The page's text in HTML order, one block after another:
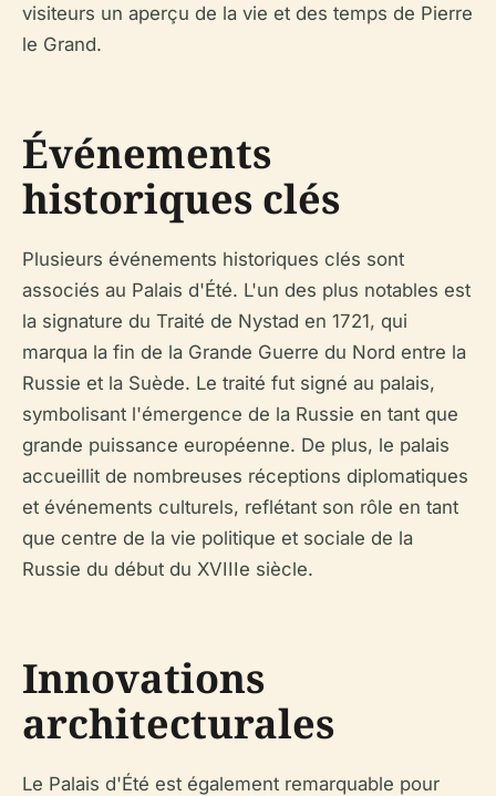
visiteurs un aperçu de la vie et des temps de Pierre
le Grand.
Événements
historiques clés
Plusieurs événements historiques clés sont
associés au Palais d'Été. L'un des plus notables est
la signature du Traité de Nystad en 1721, qui
marqua la fin de la Grande Guerre du Nord entre la
Russie et la Suède. Le traité fut signé au palais,
symbolisant l'émergence de la Russie en tant que
grande puissance européenne. De plus, le palais
accueillit de nombreuses réceptions diplomatiques
et événements culturels, reflétant son rôle en tant
que centre de la vie politique et sociale de la
Russie du début du XVIIIe siècle.
Innovations
architecturales
Le Palais d'Été est également remarquable pour